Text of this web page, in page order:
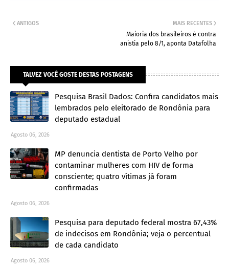
MAIS RECENTES
Maioria dos brasileiros é contra
anistia pelo 8/1, aponta Datafolha
ANTIGOS
TALVEZ VOCÊ GOSTE DESTAS POSTAGENS
Pesquisa Brasil Dados: Confira candidatos mais
lembrados pelo eleitorado de Rondônia para
deputado estadual
Agosto 06, 2026
MP denuncia dentista de Porto Velho por
contaminar mulheres com HIV de forma
consciente; quatro vítimas já foram
confirmadas
Agosto 06, 2026
Pesquisa para deputado federal mostra 67,43%
de indecisos em Rondônia; veja o percentual
de cada candidato
Agosto 06, 2026